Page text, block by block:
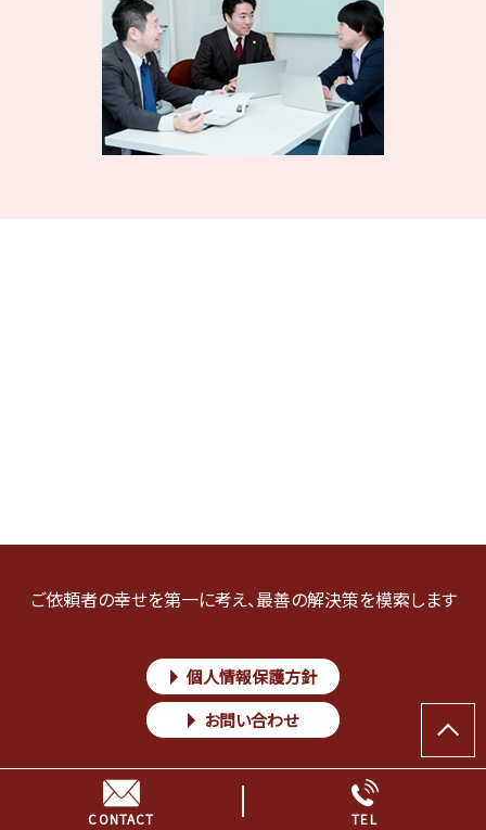
ご依頼者の幸せを第一に考え、最善の解決策を模索します
個人情報保護方針
お問い合わせ
Copyright © 弁護士野口眞寿 離婚専門サイト|初雁総合法律事務所